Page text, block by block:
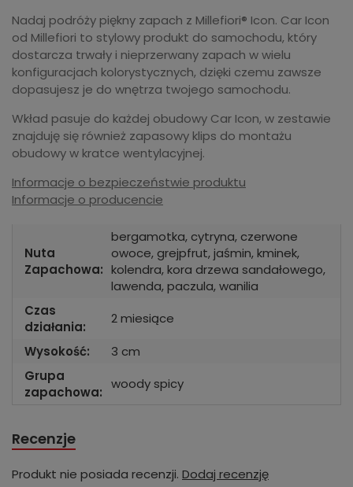
Nadaj podróży piękny zapach z Millefiori® Icon. Car Icon
od Millefiori to stylowy produkt do samochodu, który
dostarcza trwały i nieprzerwany zapach w wielu
konfiguracjach kolorystycznych, dzięki czemu zawsze
dopasujesz je do wnętrza twojego samochodu.
Wkład pasuje do każdej obudowy Car Icon, w zestawie
znajduję się również zapasowy klips do montażu
obudowy w kratce wentylacyjnej.
Informacje o bezpieczeństwie produktu
Informacje o producencie
Nuta
Zapachowa:
bergamotka, cytryna, czerwone
owoce, grejpfrut, jaśmin, kminek,
kolendra, kora drzewa sandałowego,
lawenda, paczula, wanilia
Czas
działania:
2 miesiące
Wysokość:
3 cm
Grupa
zapachowa:
woody spicy
Recenzje
Produkt nie posiada recenzji. Dodaj recenzję